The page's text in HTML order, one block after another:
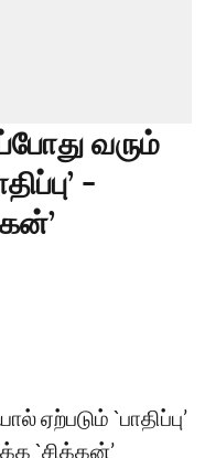
வரும்
-
ஏற்படும் `பாதிப்பு’
`சிக்கன்’